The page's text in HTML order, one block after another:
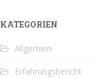
KATEGORIEN
Allgemein
Erfahrungsbericht